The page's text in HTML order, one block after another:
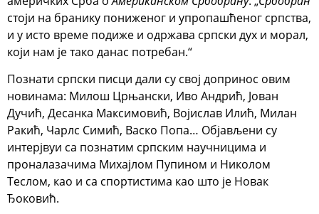
стоји на бранику пониженог и упропашћеног српства,
и у исто време подиже и одржава српски дух и морал,
који нам је тако данас потребан.“
Познати српски писци дали су свој допринос овим
новинама: Милош Црњански, Иво Андрић, Јован
Дучић, Десанка Максимовић, Војислав Илић, Милан
Ракић, Чарлс Симић, Васко Попа… Објављени су
интерјвуи са познатим српским научницима и
проналазачима Михајлом Пупином и Николом
Теслом, као и са спортистима као што је Новак
Ђоковић.